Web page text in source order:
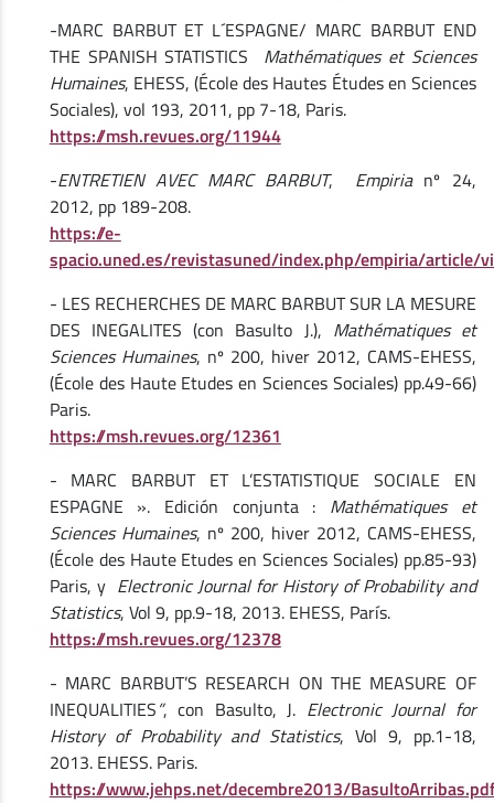
-MARC BARBUT ET L´ESPAGNE/ MARC BARBUT END
THE SPANISH STATISTICS Mathématiques et Sciences
Humaines, EHESS, (École des Hautes Études en Sciences
Sociales), vol 193, 2011, pp 7-18, Paris.
https://msh.revues.org/11944
-ENTRETIEN AVEC MARC BARBUT, Empirianº 24,
2012, pp 189-208.
https://e-
spacio.uned.es/revistasuned/index.php/empiria/article/
- LES RECHERCHES DE MARC BARBUT SUR LA MESURE
DES INEGALITES (con Basulto J.), Mathématiques et
Sciences Humaines, nº 200, hiver 2012, CAMS-EHESS,
(École des Haute Etudes en Sciences Sociales) pp.49-66)
Paris.
https://msh.revues.org/12361
- MARC BARBUT ET L’ESTATISTIQUE SOCIALE EN
ESPAGNE ». Edición conjunta : Mathématiques et
Sciences Humaines, nº 200, hiver 2012, CAMS-EHESS,
(École des Haute Etudes en Sciences Sociales) pp.85-93)
Paris, y Electronic Journal for History of Probability and
Statistics, Vol 9, pp.9-18, 2013. EHESS, París.
https://msh.revues.org/12378
- MARC BARBUT’S RESEARCH ON THE MEASURE OF
INEQUALITIES”, con Basulto, J. Electronic Journal for
History of Probability and Statistics, Vol 9, pp.1-18,
2013. EHESS. Paris.
https://www.jehps.net/decembre2013/